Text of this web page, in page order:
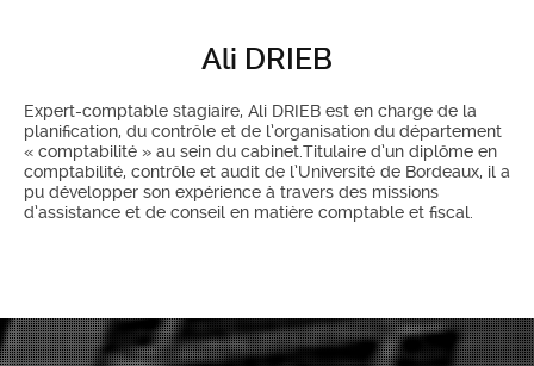
Ali DRIEB
Expert-comptable stagiaire, Ali DRIEB est en charge de la
planification, du contrôle et de l’organisation du département
« comptabilité » au sein du cabinet.Titulaire d’un diplôme en
comptabilité, contrôle et audit de l’Université de Bordeaux, il a
pu développer son expérience à travers des missions
d’assistance et de conseil en matière comptable et fiscal.